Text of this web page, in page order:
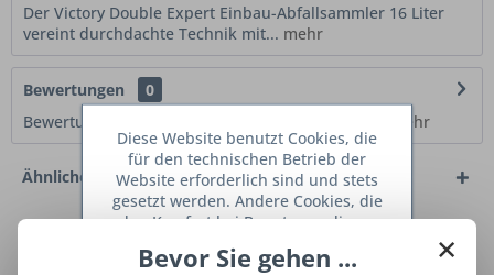
Der Victory Double Expert Einbau-Abfallsammler 16 Liter
vereint durchdachte Technik mit... mehr
Bewertungen
0
Bewertungen lesen, schreiben und diskutieren...
mehr
Ähnliche Artikel
×
Bevor Sie gehen ...
Diese Website benutzt Cookies, die
für den technischen Betrieb der
Website erforderlich sind und stets
gesetzt werden. Andere Cookies, die
den Komfort bei Benutzung dieser
dienen oder die Interaktion mit